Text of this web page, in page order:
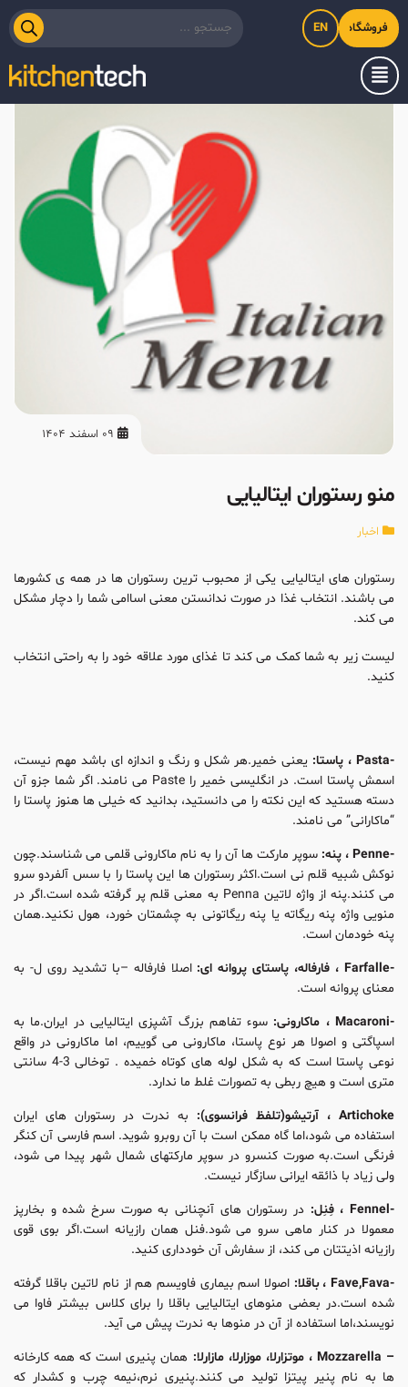
فروشگاه اینترنتی کیت‌لاین
EN
منو رستوران ایتالیایی
اخبار
رستوران های ایتالیایی یکی از محبوب ترین رستوران ها در همه ی کشورها
می باشند. انتخاب غذا در صورت ندانستن معنی اساامی شما را دچار مشکل
می کند.
لیست زیر به شما کمک می کند تا غذای مورد علاقه خود را به راحتی انتخاب
کنید.
-Pasta ، پاستا:
یعنی خمیر.هر شکل و رنگ و اندازه ای باشد مهم نیست،
اسمش پاستا است. در انگلیسی خمیر را Paste می نامند. اگر شما جزو آن
دسته هستید که این نکته را می دانستید، بدانید که خیلی ها هنوز پاستا را
“ماکارانی” می نامند.
-Penne ، پنه:
سوپر مارکت ها آن را به نام ماکارونی قلمی می شناسند.چون
نوکش شبیه قلم نی است.اکثر رستوران ها این پاستا را با سس آلفردو سرو
می کنند.پنه از واژه لاتین Penna به معنی قلم پر گرفته شده است.اگر در
منویی واژه پنه ریگاته یا پنه ریگاتونی به چشمتان خورد، هول نکنید.همان
پنه خودمان است.
-Farfalle ، فارفاله، پاستای پروانه ای:
اصلا فارفاله –با تشدید روی ل- به
معنای پروانه است.
-Macaroni ، ماکارونی:
سوء تفاهم بزرگ آشپزی ایتالیایی در ایران.ما به
اسپاگتی و اصولا هر نوع پاستا، ماکارونی می گوییم، اما ماکارونی در واقع
نوعی پاستا است که به شکل لوله های کوتاه خمیده . توخالی 3-4 سانتی
متری است و هیچ ربطی به تصورات غلط ما ندارد.
Artichoke ، آرتیشو(تلفظ فرانسوی):
به ندرت در رستوران های ایران
استفاده می شود،اما گاه ممکن است با آن روبرو شوید. اسم فارسی آن کنگر
فرنگی است.به صورت کنسرو در سوپر مارکتهای شمال شهر پیدا می شود،
ولی زیاد با ذائقه ایرانی سازگار نیست.
-Fennel ، فِنِل:
در رستوران های آنچنانی به صورت سرخ شده و بخارپز
معمولا در کنار ماهی سرو می شود.فنل همان رازیانه است.اگر بوی قوی
رازیانه اذیتتان می کند، از سفارش آن خودداری کنید.
-Fave,Fava ، باقلا:
اصولا اسم بیماری فاویسم هم از نام لاتین باقلا گرفته
شده است.در بعضی منوهای ایتالیایی باقلا را برای کلاس بیشتر فاوا می
نویسند،اما استفاده از آن در منوها به ندرت پیش می آید.
– Mozzarella ، موتزارلا، موزارلا، مازارلا:
همان پنیری است که همه کارخانه
ها به نام پنیر پیتزا تولید می کنند.پنیری نرم،نیمه چرب و کشدار که